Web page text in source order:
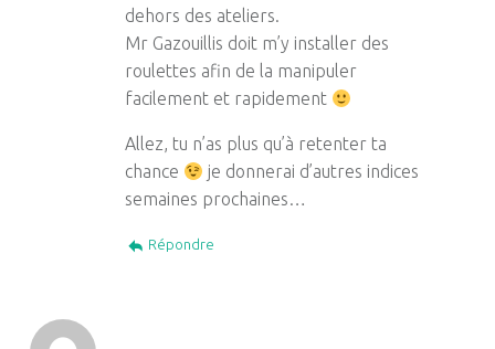
dehors des ateliers.
Mr Gazouillis doit m’y installer des
roulettes afin de la manipuler
facilement et rapidement
Allez, tu n’as plus qu’à retenter ta
chance
je donnerai d’autres indices
semaines prochaines…
Répondre